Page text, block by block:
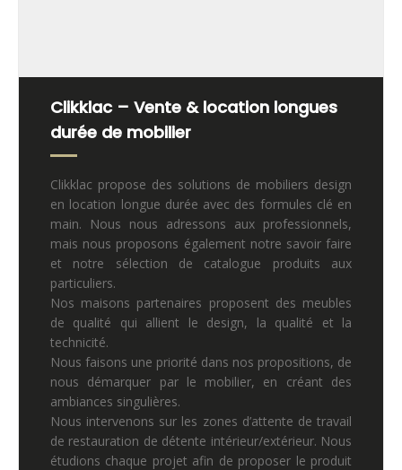
Clikklac – Vente & location longues
durée de mobilier
Clikklac propose des solutions de mobiliers design
en location longue durée avec des formules clé en
main. Nous nous adressons aux professionnels,
mais nous proposons également notre savoir faire
et notre sélection de catalogue produits aux
particuliers.
Nos maisons partenaires proposent des meubles
de qualité qui allient le design, la qualité et la
technicité.
Nous faisons une priorité dans nos propositions, de
nous démarquer par le mobilier, en créant des
ambiances singulières.
Nous intervenons sur les zones d’attente de travail
de restauration de détente intérieur/extérieur. Nous
étudions chaque projet afin de proposer le produit